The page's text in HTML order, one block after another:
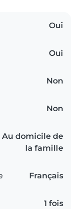
Oui
Oui
Non
Non
Au domicile de
la famille
Français
1 fois